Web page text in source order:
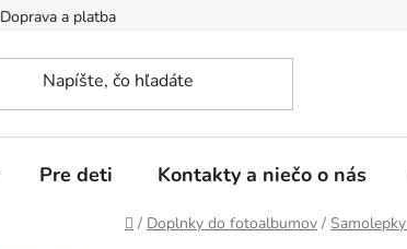
Doprava a platba
Pre deti Kontakty a niečo o nás
Domov
/ Doplnky do fotoalbumov /